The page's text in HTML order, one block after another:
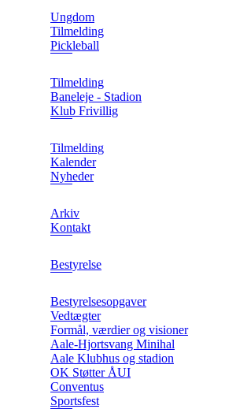
Ungdom
Tilmelding
Pickleball
Tilmelding
Baneleje - Stadion
Klub Frivillig
Tilmelding
Kalender
Nyheder
Arkiv
Kontakt
Bestyrelse
Bestyrelsesopgaver
Vedtægter
Formål, værdier og visioner
Aale-Hjortsvang Minihal
Aale Klubhus og stadion
OK Støtter ÅUI
Conventus
Sportsfest